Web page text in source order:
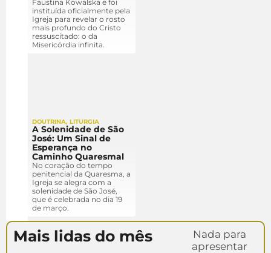
Faustina Kowalska e foi
instituída oficialmente pela
Igreja para revelar o rosto
mais profundo do Cristo
ressuscitado: o da
Misericórdia infinita.
DOUTRINA, LITURGIA
A Solenidade de São
José: Um Sinal de
Esperança no
Caminho Quaresmal
No coração do tempo
penitencial da Quaresma, a
Igreja se alegra com a
solenidade de São José,
que é celebrada no dia 19
de março.
Mais lidas do mês
Nada para
apresentar